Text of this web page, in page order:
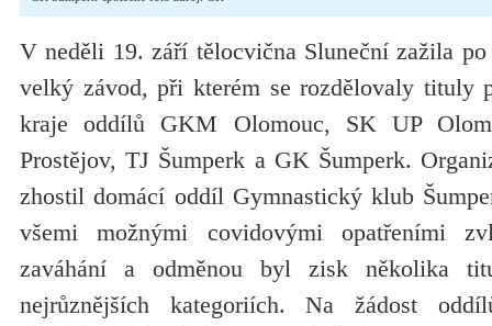
V neděli 19. září tělocvična Sluneční zažila
velký závod, při kterém se rozdělovaly tituly
kraje oddílů GKM Olomouc, SK UP
Prostějov, TJ Šumperk a GK Šumperk.
zhostil domácí oddíl Gymnastický klub
všemi možnými covidovými opatřeními
zaváhání a odměnou byl zisk několika
nejrůznějších kategoriích. Na žádost